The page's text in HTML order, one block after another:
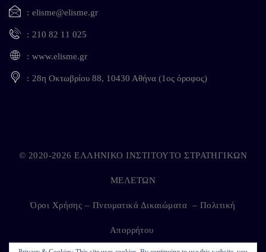
elisme@elisme.gr
210 82 11 025
www.elisme.gr
28η Οκτωβρίου 88, 10430 Αθήνα (1ος όροφος)
© 2020-2026 ΕΛΛΗΝΙΚΟ ΙΝΣΤΙΤΟΥΤΟ ΣΤΡΑΤΗΓΙΚΩΝ
ΜΕΛΕΤΩΝ
Όροι Χρήσης – Πνευματικά Δικαιώματα – Πολιτική
Απορρήτου